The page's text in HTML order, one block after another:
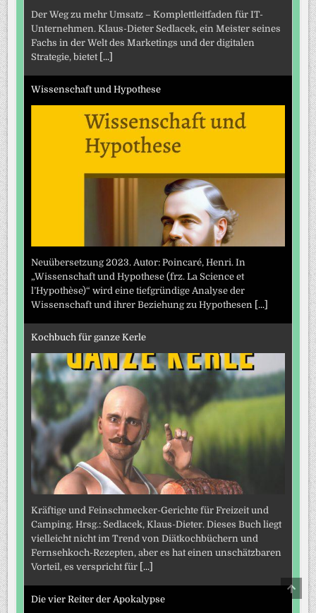
Der Weg zu mehr Umsatz – Komplettleitfaden für IT-
Unternehmen. Klaus-Dieter Sedlacek, ein Meister seines
Fachs in der Welt des Marketings und der digitalen
Strategie, bietet [...]
Wissenschaft und Hypothese
Neuübersetzung 2023. Autor: Poincaré, Henri. In
„Wissenschaft und Hypothese (frz. La Science et
l’Hypothèse)“ wird eine tiefgründige Analyse der
Wissenschaft und ihrer Beziehung zu Hypothesen
[...]
Kochbuch für ganze Kerle
Kräftige und Feinschmecker-Gerichte für Freizeit und
Camping. Hrsg.: Sedlacek, Klaus-Dieter. Dieses Buch liegt
vielleicht nicht im Trend von Diätkochbüchern und
Fernsehkoch-Rezepten, aber es hat einen unschätzbaren
Vorteil, es verspricht für [...]
Die vier Reiter der Apokalypse TO
TOP